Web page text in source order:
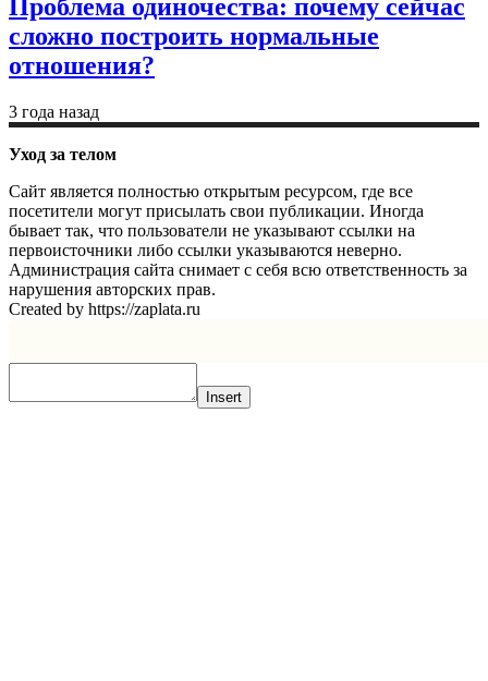
Проблема одиночества: почему сейчас
сложно построить нормальные
отношения?
3 года назад
Уход за телом
Сайт является полностью открытым ресурсом, где все
посетители могут присылать свои публикации. Иногда
бывает так, что пользователи не указывают ссылки на
первоисточники либо ссылки указываются неверно.
Администрация сайта снимает с себя всю ответственность за
нарушения авторских прав.
Created by https://zaplata.ru
Insert